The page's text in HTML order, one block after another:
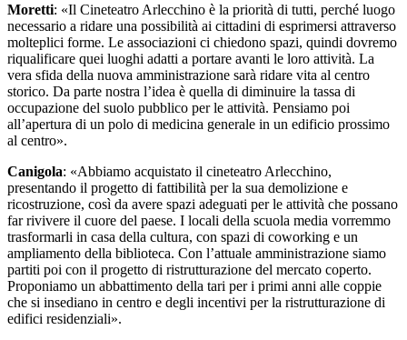
Moretti: «Il Cineteatro Arlecchino è la priorità di tutti, perché luogo
necessario a ridare una possibilità ai cittadini di esprimersi attraverso
molteplici forme. Le associazioni ci chiedono spazi, quindi dovremo
riqualificare quei luoghi adatti a portare avanti le loro attività. La
vera sfida della nuova amministrazione sarà ridare vita al centro
storico. Da parte nostra l’idea è quella di diminuire la tassa di
occupazione del suolo pubblico per le attività. Pensiamo poi
all’apertura di un polo di medicina generale in un edificio prossimo
al centro».
Canigola: «Abbiamo acquistato il cineteatro Arlecchino,
presentando il progetto di fattibilità per la sua demolizione e
ricostruzione, così da avere spazi adeguati per le attività che possano
far rivivere il cuore del paese. I locali della scuola media vorremmo
trasformarli in casa della cultura, con spazi di coworking e un
ampliamento della biblioteca. Con l’attuale amministrazione siamo
partiti poi con il progetto di ristrutturazione del mercato coperto.
Proponiamo un abbattimento della tari per i primi anni alle coppie
che si insediano in centro e degli incentivi per la ristrutturazione di
edifici residenziali».